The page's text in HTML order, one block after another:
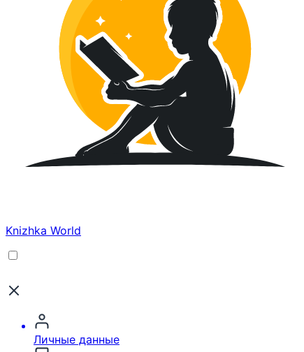
Knizhka World
Личные данные